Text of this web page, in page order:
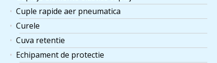
Cuple rapide aer pneumatica
Curele
Cuva retentie
Echipament de protectie